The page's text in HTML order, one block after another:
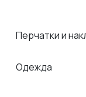
Перчатки и
Одежда